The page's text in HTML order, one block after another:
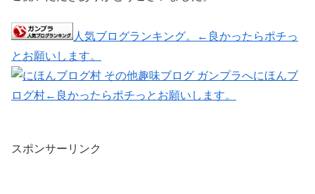
人気ブログランキング。←良かったらポチっ
とお願いします。
にほんブ
ログ村←良かったらポチっとお願いします。
スポンサーリンク